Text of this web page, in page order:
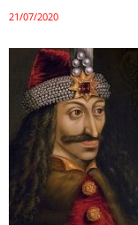
21/07/2020